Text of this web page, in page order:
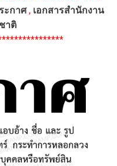
ะกาศ, เอกสารสำนักงาน
าติ